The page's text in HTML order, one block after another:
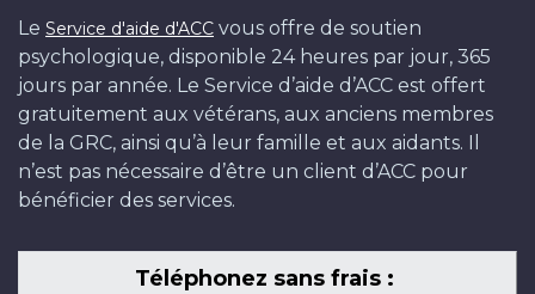
Le Service d'aide d'ACC vous offre de soutien
psychologique, disponible 24 heures par jour, 365
jours par année. Le Service d’aide d’ACC est offert
gratuitement aux vétérans, aux anciens membres
de la GRC, ainsi qu’à leur famille et aux aidants. Il
n’est pas nécessaire d’être un client d’ACC pour
bénéficier des services.
Téléphonez sans frais :